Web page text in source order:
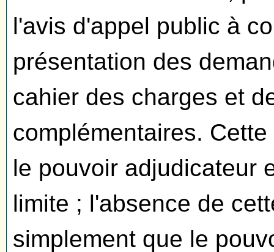
l'avis d'appel public à
présentation des
cahier des charges et
complémentaires.
le pouvoir adjudicateur
limite ; l'absence de
simplement que le